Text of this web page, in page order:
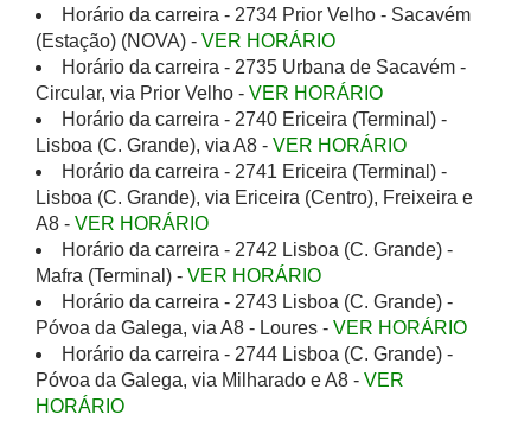
Horário da carreira - 2734 Prior Velho - Sacavém
(Estação) (NOVA) - VER HORÁRIO
Horário da carreira - 2735 Urbana de Sacavém -
Circular, via Prior Velho - VER HORÁRIO
Horário da carreira - 2740 Ericeira (Terminal) -
Lisboa (C. Grande), via A8 - VER HORÁRIO
Horário da carreira - 2741 Ericeira (Terminal) -
Lisboa (C. Grande), via Ericeira (Centro), Freixeira e
A8 - VER HORÁRIO
Horário da carreira - 2742 Lisboa (C. Grande) -
Mafra (Terminal) - VER HORÁRIO
Horário da carreira - 2743 Lisboa (C. Grande) -
Póvoa da Galega, via A8 - Loures - VER HORÁRIO
Horário da carreira - 2744 Lisboa (C. Grande) -
Póvoa da Galega, via Milharado e A8 - VER
HORÁRIO